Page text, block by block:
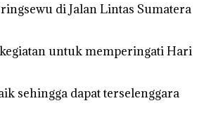
di Jalan Lintas Sumatera
untuk memperingati Hari
sehingga dapat terselenggara